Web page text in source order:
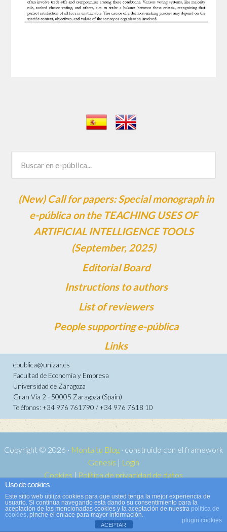
(New) Call for papers: Special monograph in
e-pública on the TEACHING USES OF
ARTIFICIAL INTELLIGENCE TOOLS
(September, 2025)
Editorial Board
Instructions to authors
List of reviewers
People supporting e-pública
Links
epublica@unizar.es
Facultad de Economía y Empresa
Universidad de Zaragoza
Gran Vía 2 - 50005 Zaragoza (Spain)
Teléfonos: +34 976 761790 / +34 976 7618 10
Copyright © 2026 · Monta tu Blog· construido con el framework
Genesis | Login
Cookies | Política de privacidad de datos
Copyright © 2026 ·
WordPress·Log in
Uso de cookies
Este sitio web utiliza cookies para que usted tenga la mejor experiencia de
usuario. Si continúa navegando está dando su consentimiento para la
aceptación de las mencionadas cookies y la aceptación de nuestra política de
cookies, pinche el enlace para mayor información.
plugin cookies
ACEPTAR